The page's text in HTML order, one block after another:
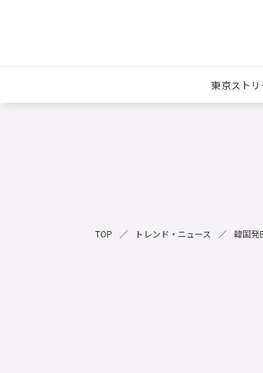
東京スト
TOP トレンド・ニュース 韓国発